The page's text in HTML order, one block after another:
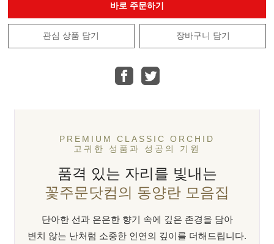
바로 주문하기
관심 상품 담기 장바구니 담기
PREMIUM CLASSIC ORCHID
고귀한 성품과 성공의 기원
품격 있는 자리를 빛내는
꽃주문닷컴의 동양란 모음집
단아한 선과 은은한 향기 속에 깊은 존경을 담아
변치 않는 난처럼 소중한 인연의 깊이를 더해드립니다.